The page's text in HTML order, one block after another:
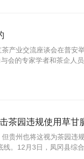
产业交流座谈会在普安
会的专家学者和茶企人
茶园违规使用草甘
贵州也将这视为茶园违
。12月3日，凤冈县综